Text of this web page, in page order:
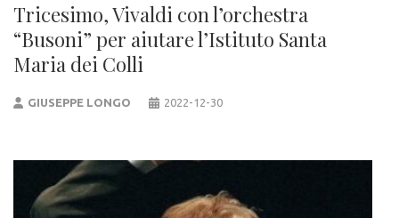
Tricesimo, Vivaldi con l’orchestra
“Busoni” per aiutare l’Istituto Santa
Maria dei Colli
GIUSEPPE LONGO 2022-12-30